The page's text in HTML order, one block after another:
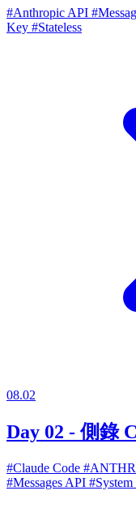
#Anthropic API
Key #Stateless
08.02
Day 02 - 側錄
#Claude Code
#Messages API